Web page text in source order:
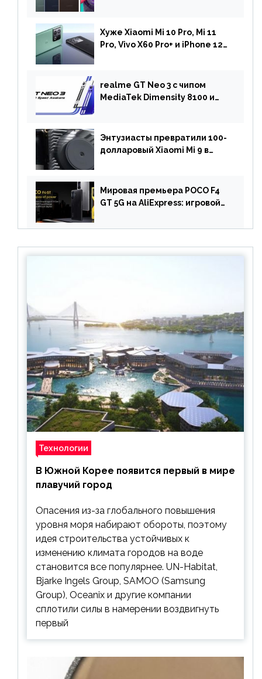
Хуже Xiaomi Mi 10 Pro, Mi 11
Pro, Vivo X60 Pro+ и iPhone 12
OnePlus 10 Pro
realme GT Neo 3 с чипом
MediaTek Dimensity 8100 и
Энтузиасты превратили 100-
долларовый Xiaomi Mi 9 в
Мировая премьера POCO F4
GT 5G на AliExpress: игровой
Snapdragon 8 Gen 1 по
Технологии
В Южной Корее появится первый в мире
плавучий город
Опасения из-за глобального повышения
уровня моря набирают обороты, поэтому
идея строительства устойчивых к
изменению климата городов на воде
становится все популярнее. UN-Habitat,
Bjarke Ingels Group, SAMOO (Samsung
Group), Oceanix и другие компании
сплотили силы в намерении воздвигнуть
первый